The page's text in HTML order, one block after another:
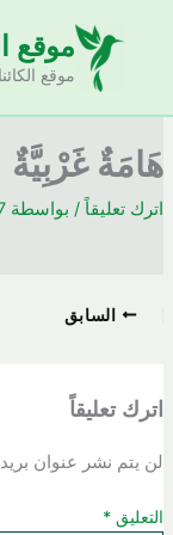
موقع
موقع
هَامَةٌ غَرْبِيَّةٌ
اترك تعليقاً / بواسطة 7
السابق
اترك تعليقاً
لن يتم نشر عنوان
التعليق *